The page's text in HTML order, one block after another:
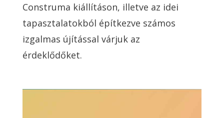
Construma kiállításon, illetve az idei
tapasztalatokból építkezve számos
izgalmas újítással várjuk az
érdeklődőket.